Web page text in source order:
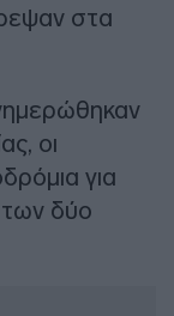
στα
οι
για
των δύο